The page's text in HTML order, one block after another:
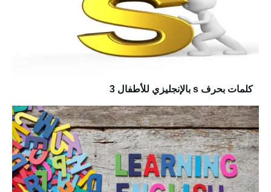
كلمات بحرف s بالإنجليزي للأطفال 3